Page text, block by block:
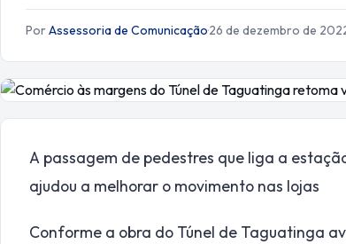
PorAssessoria de Comunicação·26 de dezembro de
A passagem de pedestres que liga a
ajudou a melhorar o movimento nas lojas
Conforme a obra do Túnel de Taguatinga